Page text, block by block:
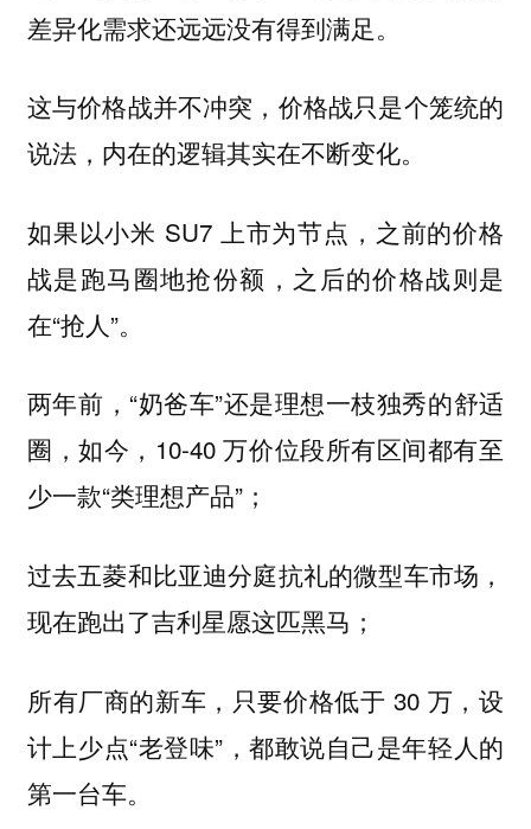
差异化需求还远远没有得到满足。
这与价格战并不冲突，价格战只是个笼统的
说法，内在的逻辑其实在不断变化。
如果以小米 SU7 上市为节点，之前的价格
战是跑马圈地抢份额，之后的价格战则是
在“抢人”。
两年前，“奶爸车”还是理想一枝独秀的舒适
圈，如今，10-40 万价位段所有区间都有至
少一款“类理想产品”；
过去五菱和比亚迪分庭抗礼的微型车市场，
现在跑出了吉利星愿这匹黑马；
所有厂商的新车，只要价格低于 30 万，设
计上少点“老登味”，都敢说自己是年轻人的
第一台车。